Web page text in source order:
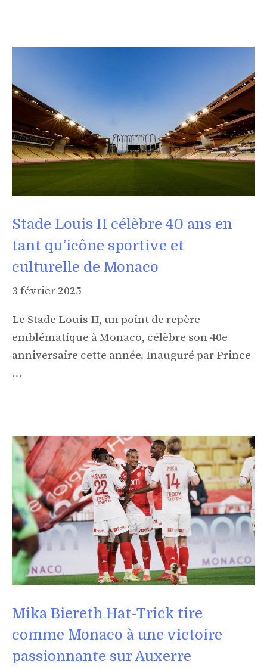
Stade Louis II célèbre 40 ans en
tant qu’icône sportive et
culturelle de Monaco
3 février 2025
Le Stade Louis II, un point de repère
emblématique à Monaco, célèbre son 40e
anniversaire cette année. Inauguré par Prince
…
Mika Biereth Hat-Trick tire
comme Monaco à une victoire
passionnante sur Auxerre